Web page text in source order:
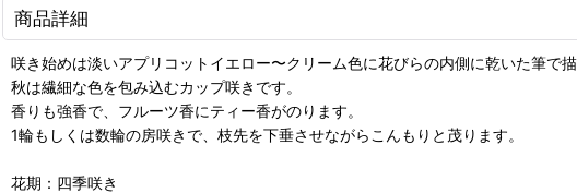
商品詳細
咲き始めは淡いアプリコットイエロー〜クリーム色に花びらの内側に乾いた筆で
秋は繊細な色を包み込むカップ咲きです。
香りも強香で、フルーツ香にティー香がのります。
1輪もしくは数輪の房咲きで、枝先を下垂させながらこんもりと茂ります。
花期：四季咲き